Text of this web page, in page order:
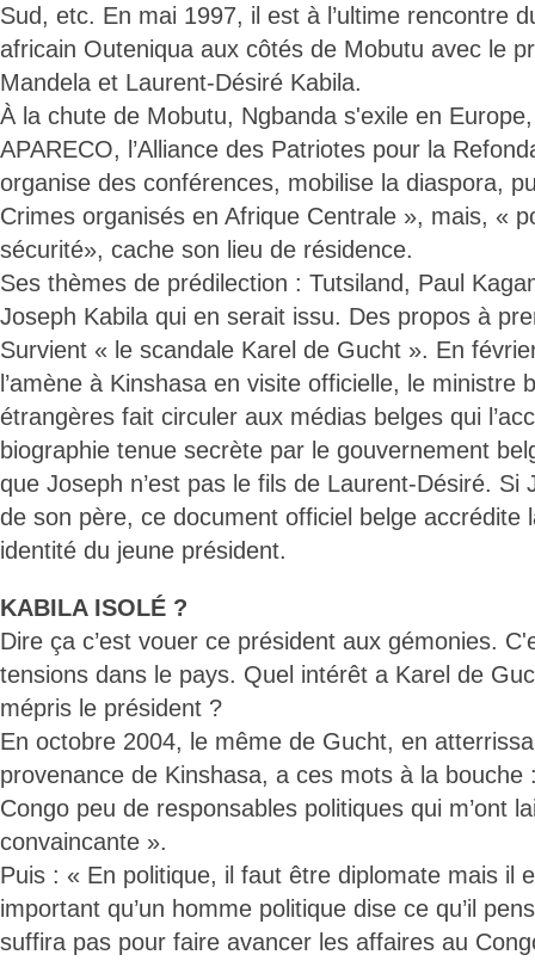
Sud, etc. En mai 1997, il est à l’ultime rencontre
africain Outeniqua aux côtés de Mobutu avec le
Mandela et Laurent-Désiré Kabila.
À la chute de Mobutu, Ngbanda s'exile en
APARECO, l’Alliance des Patriotes pour la
organise des conférences, mobilise la diaspora,
Crimes organisés en Afrique Centrale », mais, «
sécurité», cache son lieu de résidence.
Ses thèmes de prédilection : Tutsiland, Paul
Joseph Kabila qui en serait issu. Des propos à
Survient « le scandale Karel de Gucht ». En
l’amène à Kinshasa en visite officielle, le ministre
étrangères fait circuler aux médias belges qui
biographie tenue secrète par le gouvernement
que Joseph n’est pas le fils de Laurent-Désiré. Si
de son père, ce document officiel belge accrédite
identité du jeune président.
KABILA ISOLÉ ?
Dire ça c’est vouer ce président aux gémonies.
tensions dans le pays. Quel intérêt a Karel de
mépris le président ?
En octobre 2004, le même de Gucht, en
provenance de Kinshasa, a ces mots à la bouche
Congo peu de responsables politiques qui m’ont
convaincante ».
Puis : « En politique, il faut être diplomate mais il
important qu’un homme politique dise ce qu’il
suffira pas pour faire avancer les affaires au